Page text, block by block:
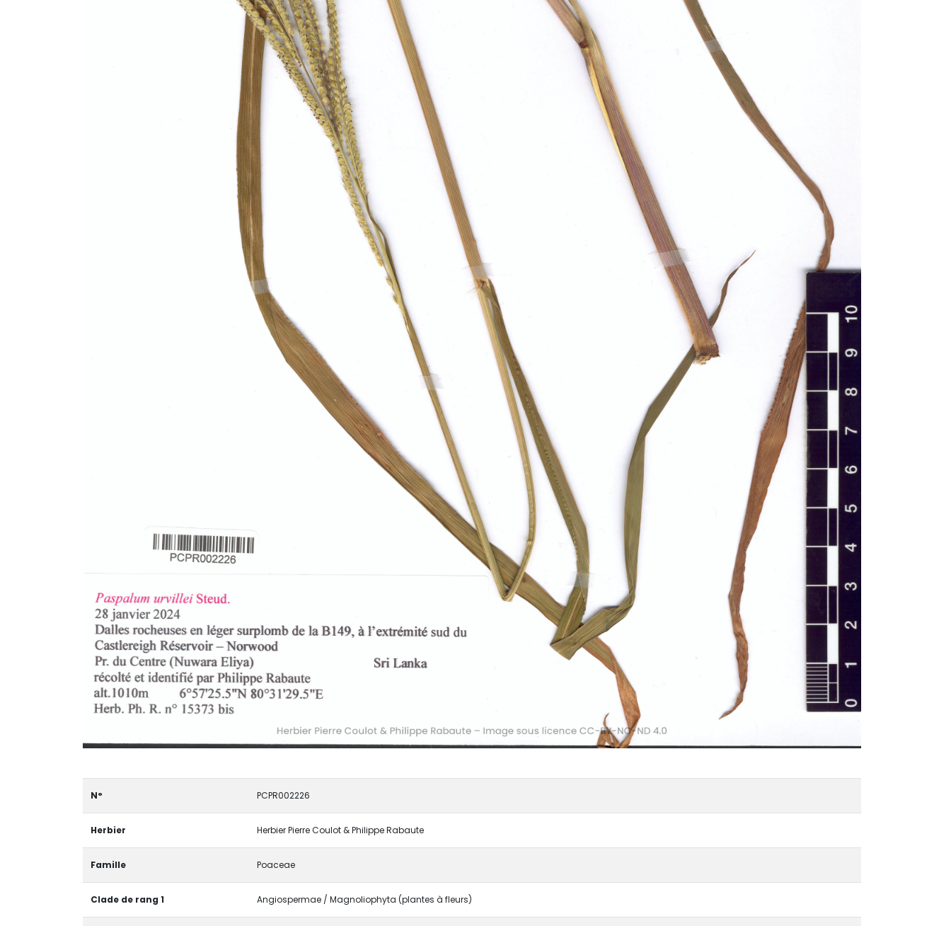
N° PCPR002226
Herbier Herbier Pierre Coulot & Philippe Rabaute
Famille Poaceae
Clade de rang 1 Angiospermae / Magnoliophyta (plantes à fleurs)